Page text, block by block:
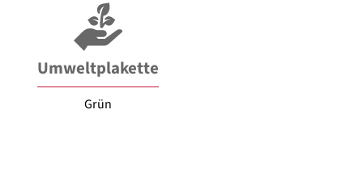
Umweltplakette
Grün